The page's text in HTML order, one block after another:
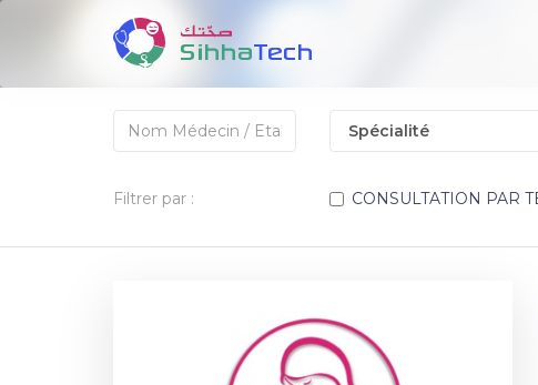
Filtrer par : CONSULTATION PAR